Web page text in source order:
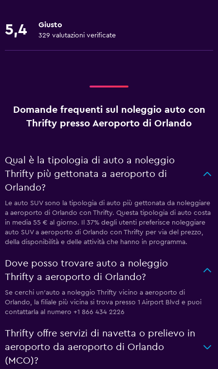
5,4 Giusto
329 valutazioni verificate
Domande frequenti sul noleggio auto con
Thrifty presso Aeroporto di Orlando
Qual è la tipologia di auto a noleggio
Thrifty più gettonata a aeroporto di
Orlando?
Le auto SUV sono la tipologia di auto più gettonata da noleggiare
a aeroporto di Orlando con Thrifty. Questa tipologia di auto costa
in media 55 € al giorno. Il 37% degli utenti preferisce noleggiare
auto SUV a aeroporto di Orlando con Thrifty per via del prezzo,
della disponibilità e delle attività che hanno in programma.
Dove posso trovare auto a noleggio
Thrifty a aeroporto di Orlando?
Se cerchi un'auto a noleggio Thrifty vicino a aeroporto di
Orlando, la filiale più vicina si trova presso 1 Airport Blvd e puoi
contattarla al numero +1 866 434 2226
Thrifty offre servizi di navetta o prelievo in
aeroporto da aeroporto di Orlando
(MCO)?